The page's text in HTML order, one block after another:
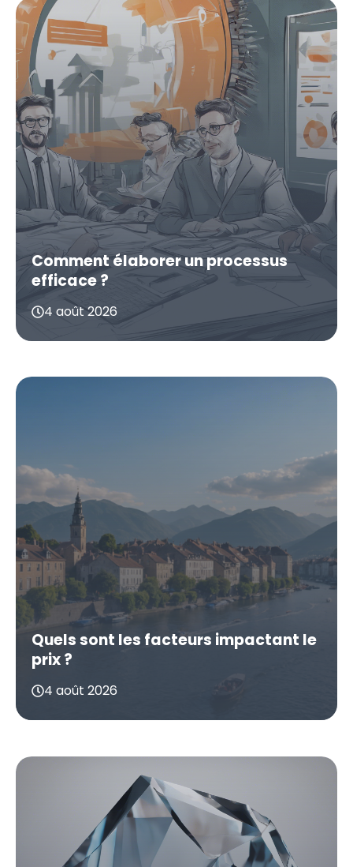
Comment élaborer un processus
efficace ?
4 août 2026
Quels sont les facteurs impactant le
prix ?
4 août 2026